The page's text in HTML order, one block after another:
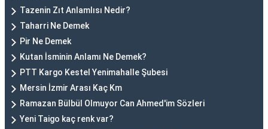
Tazenin Zıt Anlamlısı Nedir?
Taharri Ne Demek
Pir Ne Demek
Kutan İsminin Anlamı Ne Demek?
PTT Kargo Kestel Yenimahalle Şubesi
Mersin İzmir Arası Kaç Km
Ramazan Bülbül Olmuyor Can Ahmed'im Sözleri
Yeni Taigo kaç renk var?